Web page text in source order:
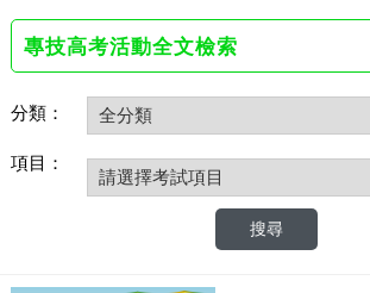
專技高考活動全文檢索
分類：
項目：